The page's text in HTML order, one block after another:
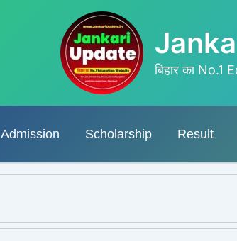
बिहार का
Admission Scholarship Result